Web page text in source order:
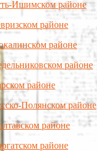
Ишимском районе
районе
районе
районе
районе
Полянском районе
районе
районе